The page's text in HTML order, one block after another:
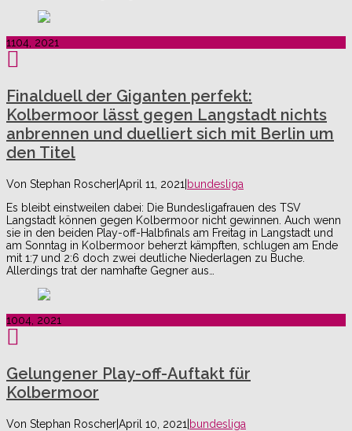
1104, 2021
Finalduell der Giganten perfekt:
Kolbermoor lässt gegen Langstadt nichts
anbrennen und duelliert sich mit Berlin um
den Titel
Von Stephan Roscher|April 11, 2021|bundesliga
Es bleibt einstweilen dabei: Die Bundesligafrauen des TSV
Langstadt können gegen Kolbermoor nicht gewinnen. Auch wenn
sie in den beiden Play-off-Halbfinals am Freitag in Langstadt und
am Sonntag in Kolbermoor beherzt kämpften, schlugen am Ende
mit 1:7 und 2:6 doch zwei deutliche Niederlagen zu Buche.
Allerdings trat der namhafte Gegner aus…
1004, 2021
Gelungener Play-off-Auftakt für
Kolbermoor
Von Stephan Roscher|April 10, 2021|bundesliga